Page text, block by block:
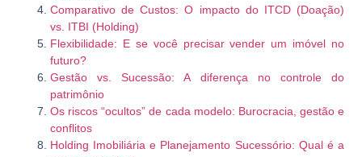
Comparativo de Custos: O impacto do ITCD (Doação)
vs. ITBI (Holding)
Flexibilidade: E se você precisar vender um imóvel no
futuro?
Gestão vs. Sucessão: A diferença no controle do
patrimônio
Os riscos “ocultos” de cada modelo: Burocracia, gestão e
conflitos
Holding Imobiliária e Planejamento Sucessório: Qual é a